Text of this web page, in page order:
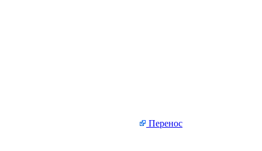
Перенос